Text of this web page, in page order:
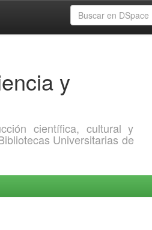
y
científica, cultural y
Universitarias de